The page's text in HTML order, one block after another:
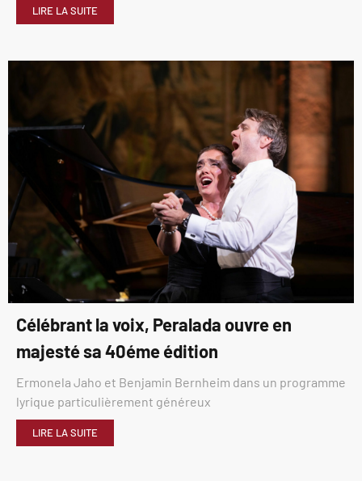
LIRE LA SUITE
Célébrant la voix, Peralada ouvre en
majesté sa 40éme édition
Ermonela Jaho et Benjamin Bernheim dans un programme
lyrique particulièrement généreux
LIRE LA SUITE